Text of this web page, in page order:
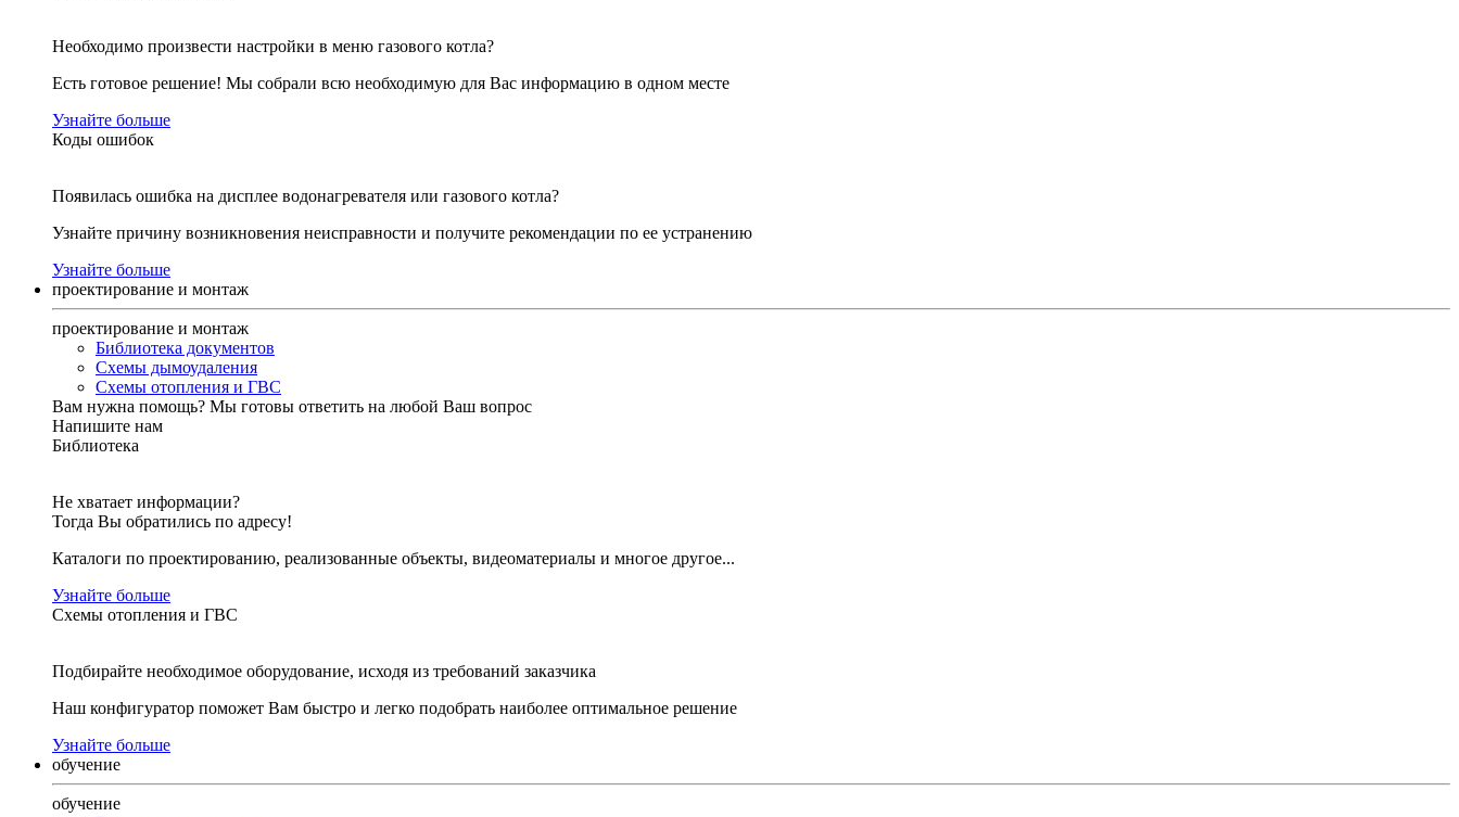
Необходимо произвести настройки в меню газового котла?
Есть готовое решение! Мы собрали всю необходимую для Вас информацию в одном месте
Узнайте больше
Коды ошибок
Появилась ошибка на дисплее водонагревателя или газового котла?
Узнайте причину возникновения неисправности и получите рекомендации по ее устранению
Узнайте больше
проектирование и монтаж
проектирование и монтаж
Библиотека документов
Схемы дымоудаления
Схемы отопления и ГВС
Вам нужна помощь? Мы готовы ответить на любой Ваш вопрос
Напишите нам
Библиотека
Не хватает информации?
Тогда Вы обратились по адресу!
Каталоги по проектированию, реализованные объекты, видеоматериалы и многое другое...
Узнайте больше
Схемы отопления и ГВС
Подбирайте необходимое оборудование, исходя из требований заказчика
Наш конфигуратор поможет Вам быстро и легко подобрать наиболее оптимальное решение
Узнайте больше
обучение
обучение